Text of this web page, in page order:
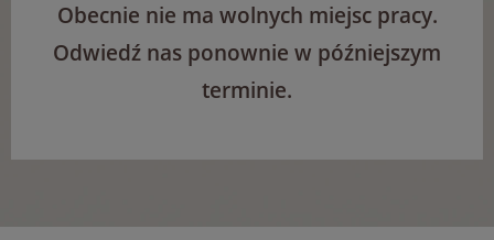
Obecnie nie ma wolnych miejsc pracy.
Odwiedź nas ponownie w późniejszym
terminie.